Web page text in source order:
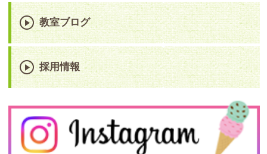
教室ブログ
採用情報